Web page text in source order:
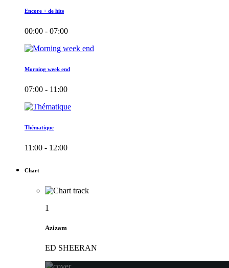
Encore + de hits
00:00 - 07:00
Morning week end
07:00 - 11:00
Thématique
11:00 - 12:00
Chart
1
Azizam
ED SHEERAN